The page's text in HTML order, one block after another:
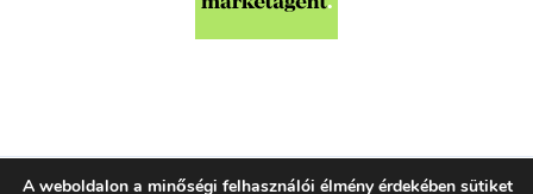
A weboldalon a minőségi felhasználói élmény érdekében sütiket